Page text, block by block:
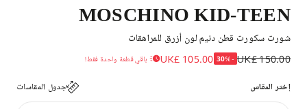
MOSCHINO KID-TEEN
شورت سكورت قطن دنيم لون أزرق للمراهقات
UK£ 150.00
-30%
UK£ 105.00 باقي قطعة واحدة فقط!
إختر المقاس جدول المقاسات